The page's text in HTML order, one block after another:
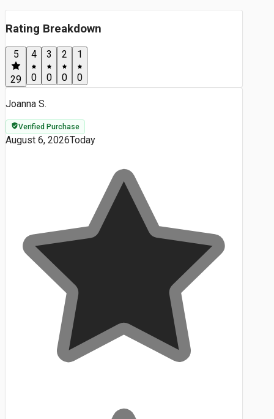
Rating Breakdown
5
29
4
0
3
0
2
0
1
0
Joanna S.
Verified Purchase
August 6, 2026Today